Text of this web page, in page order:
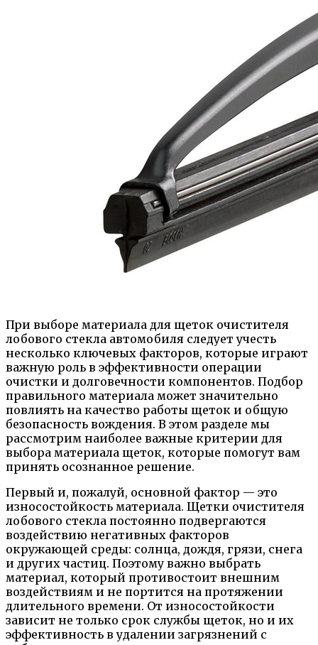
При выборе материала для щеток очистителя
лобового стекла автомобиля следует учесть
несколько ключевых факторов, которые играют
важную роль в эффективности операции
очистки и долговечности компонентов. Подбор
правильного материала может значительно
повлиять на качество работы щеток и общую
безопасность вождения. В этом разделе мы
рассмотрим наиболее важные критерии для
выбора материала щеток, которые помогут вам
принять осознанное решение.
Первый и, пожалуй, основной фактор — это
износостойкость материала. Щетки очистителя
лобового стекла постоянно подвергаются
воздействию негативных факторов
окружающей среды: солнца, дождя, грязи, снега
и других частиц. Поэтому важно выбрать
материал, который противостоит внешним
воздействиям и не портится на протяжении
длительного времени. От износостойкости
зависит не только срок службы щеток, но и их
эффективность в удалении загрязнений с